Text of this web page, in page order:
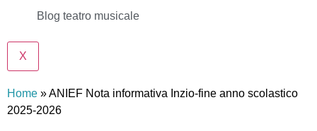
Blog teatro musicale
X
Home »ANIEF Nota informativa Inzio-fine anno scolastico
2025-2026